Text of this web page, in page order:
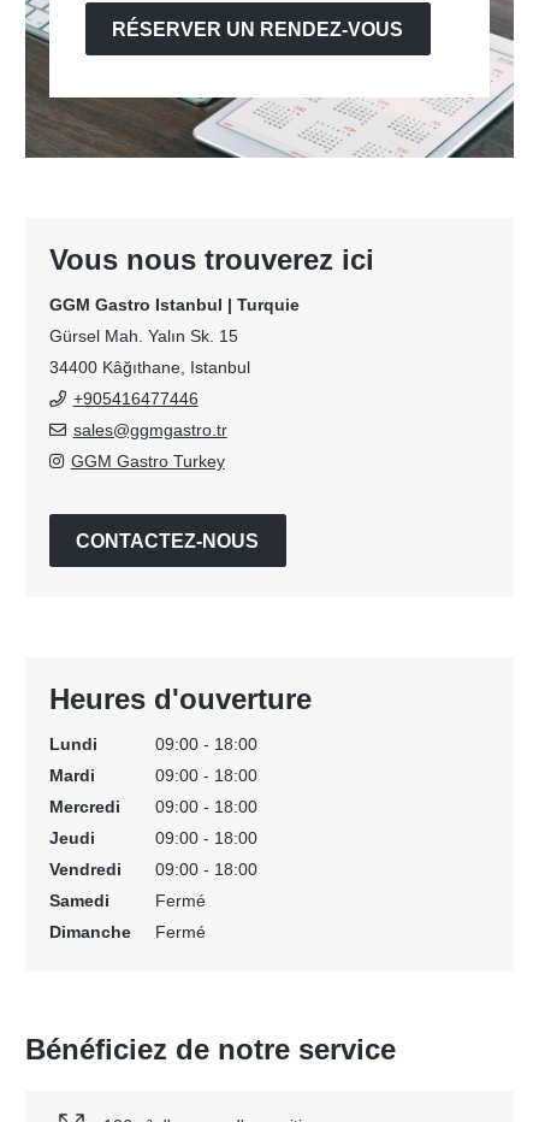
RÉSERVER UN RENDEZ-VOUS
Vous nous trouverez ici
GGM Gastro Istanbul | Turquie
Gürsel Mah. Yalın Sk. 15
34400 Kâğıthane, Istanbul
+905416477446
sales@ggmgastro.tr
GGM Gastro Turkey
CONTACTEZ-NOUS
Heures d'ouverture
Lundi
09:00 - 18:00
Mardi
09:00 - 18:00
Mercredi
09:00 - 18:00
Jeudi
09:00 - 18:00
Vendredi
09:00 - 18:00
Samedi
Fermé
Dimanche
Fermé
Bénéficiez de notre service